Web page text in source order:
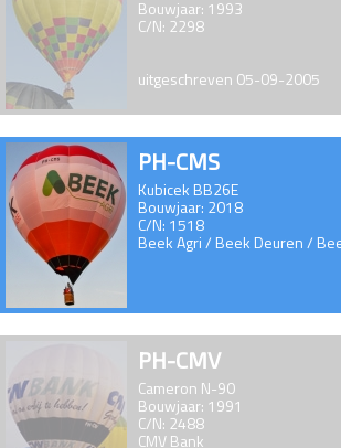
Bouwjaar: 1993
C/N: 2298
uitgeschreven 05-09-2005
PH-CMS
Kubicek BB26E
Bouwjaar: 2018
C/N: 1518
Beek Agri / Beek Deuren /
PH-CMV
Cameron N-90
Bouwjaar: 1991
C/N: 2488
CMV Bank